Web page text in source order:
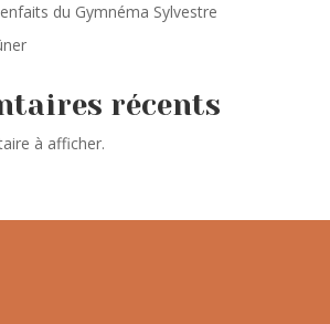
du Gymnéma Sylvestre
récents
à afficher.